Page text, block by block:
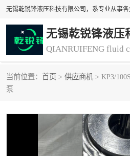
无锡乾锐锋液压
当前位置： 首页 > 供应商机 > KP3/
泵
冷却器厂家直销
离合器、制动器